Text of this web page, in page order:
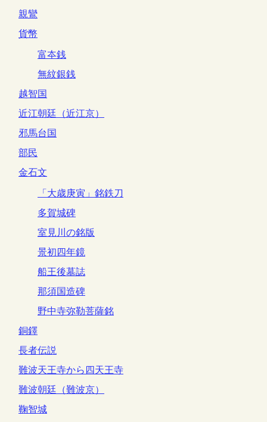
親鸞
貨幣
富夲銭
無紋銀銭
越智国
近江朝廷（近江京）
邪馬台国
部民
金石文
「大歳庚寅」銘鉄刀
多賀城碑
室見川の銘版
景初四年鏡
船王後墓誌
那須国造碑
野中寺弥勒菩薩銘
銅鐸
長者伝説
難波天王寺から四天王寺
難波朝廷（難波京）
鞠智城